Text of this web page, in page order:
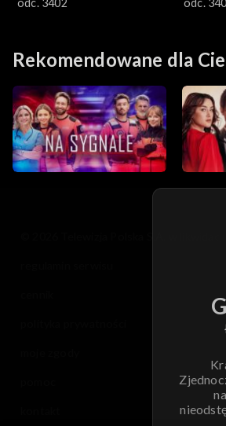
odc. 3402
odc.
Rekomendowane dla